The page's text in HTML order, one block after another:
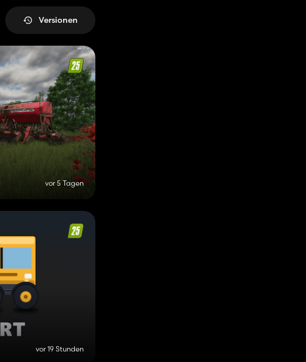
Versionen
vor 5 Tagen
vor 19 Stunden